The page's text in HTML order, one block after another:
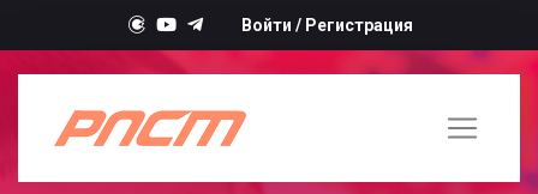
Войти / Регистрация